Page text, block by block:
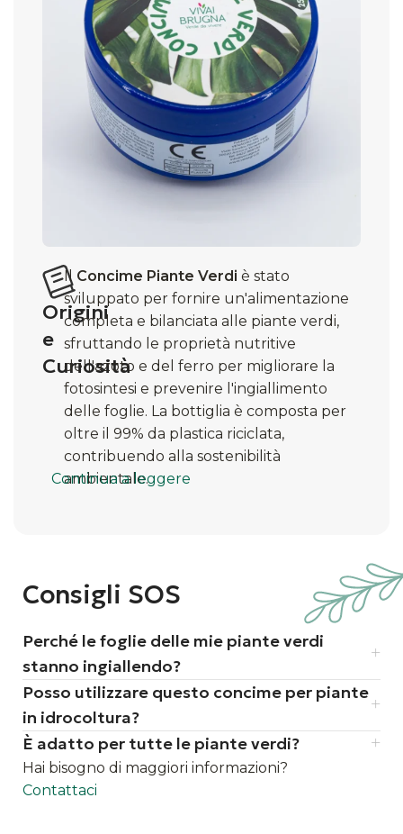
Origini
e
Curiosità
Il Concime Piante Verdi è stato
sviluppato per fornire un'alimentazione
completa e bilanciata alle piante verdi,
sfruttando le proprietà nutritive
dell'azoto e del ferro per migliorare la
fotosintesi e prevenire l'ingiallimento
delle foglie. La bottiglia è composta per
oltre il 99% da plastica riciclata,
contribuendo alla sostenibilità
ambientale.​
Continua a leggere
Consigli SOS
Perché le foglie delle mie piante verdi
stanno ingiallendo?
Posso utilizzare questo concime per piante
in idrocoltura?
È adatto per tutte le piante verdi?
Hai bisogno di maggiori informazioni?
Contattaci